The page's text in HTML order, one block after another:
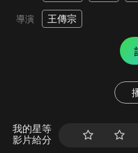
導演 王傳宗
我的星等
影片給分